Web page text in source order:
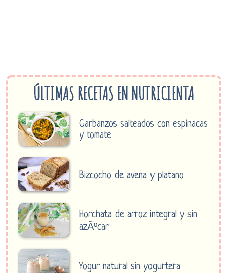
ÚLTIMAS RECETAS EN NUTRICIENTA
Garbanzos salteados con espinacas
y tomate
Bizcocho de avena y platano
Horchata de arroz integral y sin
azÃºcar
Yogur natural sin yogurtera